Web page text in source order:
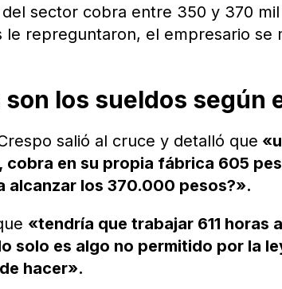
sector cobra entre 350 y 370
le repreguntaron, el empresario se
son los sueldos según
salió al cruce y detalló que
en su propia fábrica 605
alcanzar los 370.000 pesos?».
«tendría que trabajar 611 horas
solo es algo no permitido por la
hacer».